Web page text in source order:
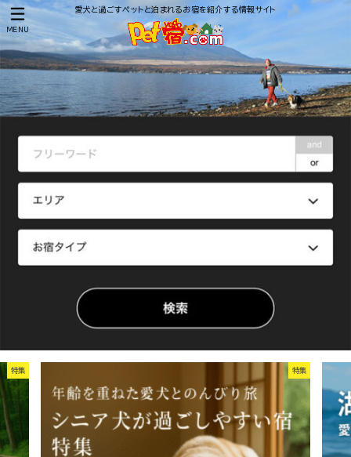
愛犬と過ごすペットと泊まれるお宿を紹介する情報サイト
MENU
特集 特集